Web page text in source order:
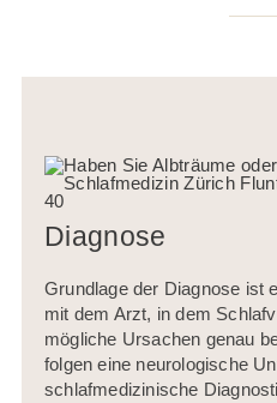
Diagnose
Grundlage der Diagnose ist
mit dem Arzt, in dem
mögliche Ursachen genau
folgen eine neurologische
schlafmedizinische